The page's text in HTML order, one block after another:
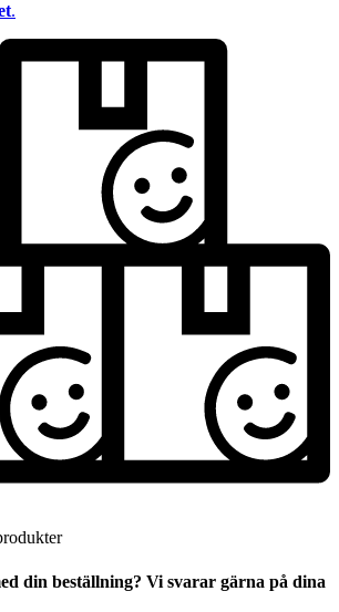
.
din beställning? Vi svarar gärna på dina